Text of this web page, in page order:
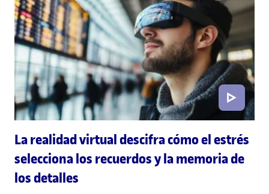
La realidad virtual descifra cómo el estrés
selecciona los recuerdos y la memoria de
los detalles